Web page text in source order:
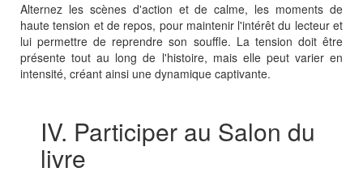
Alternez les scènes d'action et de calme, les moments de
haute tension et de repos, pour maintenir l'intérêt du lecteur et
lui permettre de reprendre son souffle. La tension doit être
présente tout au long de l'histoire, mais elle peut varier en
intensité, créant ainsi une dynamique captivante.
IV. Participer au Salon du
livre